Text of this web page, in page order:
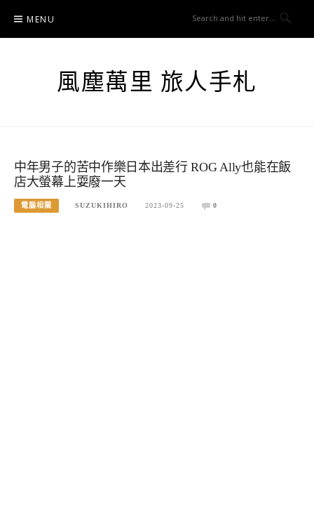
content
MENU
風塵萬里 旅人手札
中年男子的苦中作樂日本出差行 ROG Ally也能在飯
店大螢幕上耍廢一天
電腦相關 SUZUKIHIRO 2023-09-25 0